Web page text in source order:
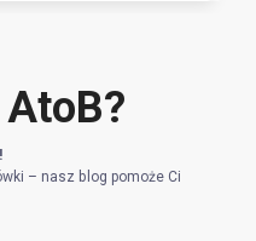
– nasz blog pomoże Ci